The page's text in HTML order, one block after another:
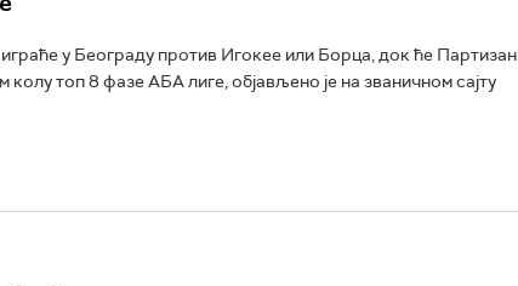
у Београду против Игокее или Борца, док ће Партизан
топ 8 фазе АБА лиге, објављено је на званичном сајту